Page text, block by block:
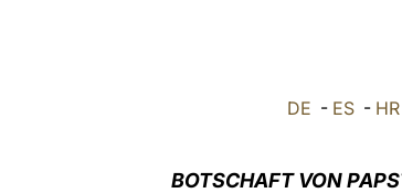
DE - ES- HR
BOTSCHAFT VON